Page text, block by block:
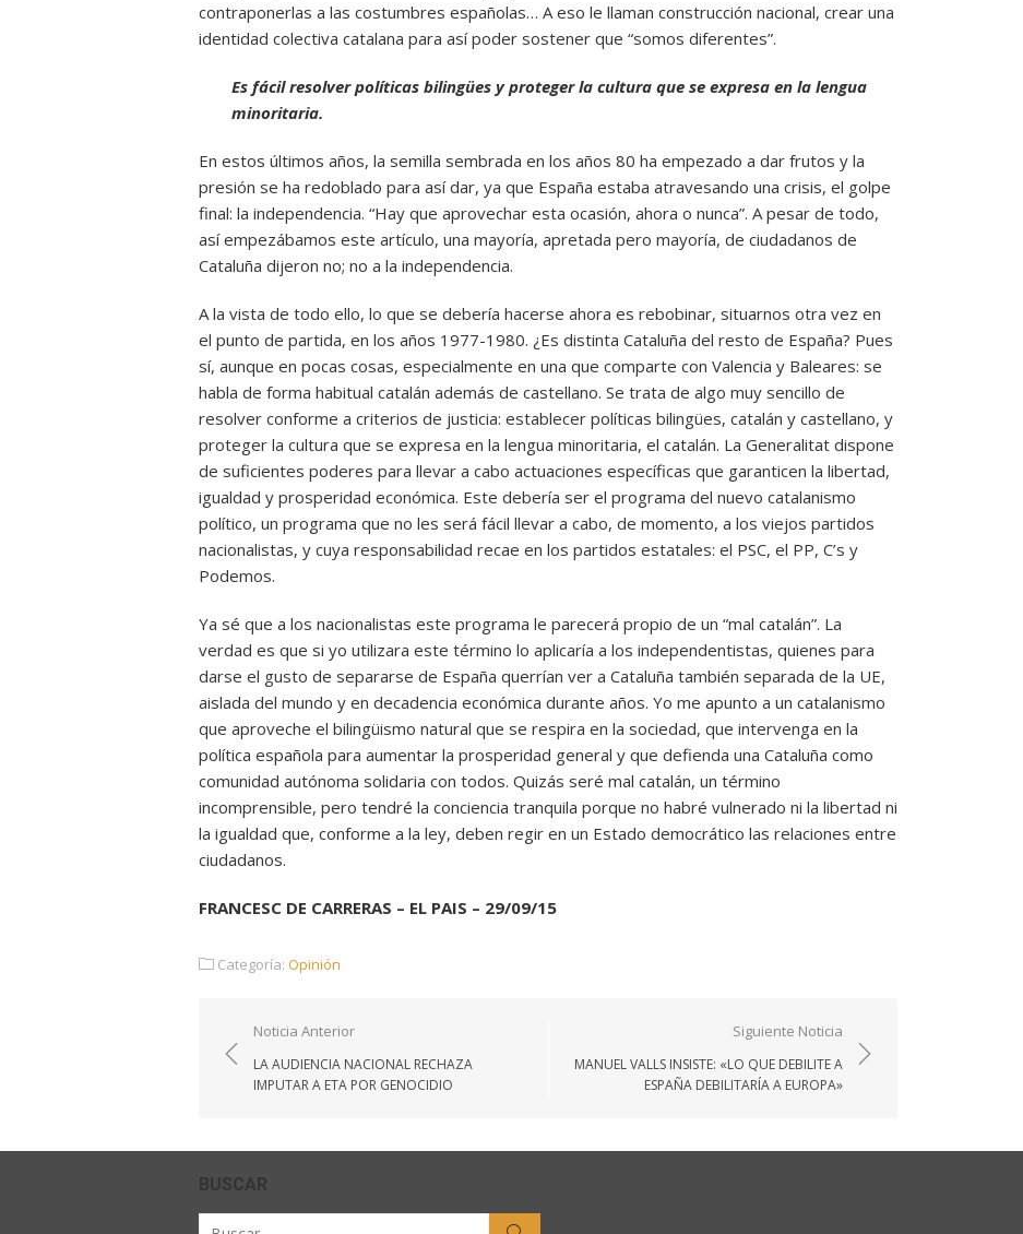
contraponerlas a las costumbres españolas… A eso le llaman construcción nacional, crear una
identidad colectiva catalana para así poder sostener que “somos diferentes”.
Es fácil resolver políticas bilingües y proteger la cultura que se expresa en la lengua
minoritaria.
En estos últimos años, la semilla sembrada en los años 80 ha empezado a dar frutos y la
presión se ha redoblado para así dar, ya que España estaba atravesando una crisis, el golpe
final: la independencia. “Hay que aprovechar esta ocasión, ahora o nunca”. A pesar de todo,
así empezábamos este artículo, una mayoría, apretada pero mayoría, de ciudadanos de
Cataluña dijeron no; no a la independencia.
A la vista de todo ello, lo que se debería hacerse ahora es rebobinar, situarnos otra vez en
el punto de partida, en los años 1977-1980. ¿Es distinta Cataluña del resto de España? Pues
sí, aunque en pocas cosas, especialmente en una que comparte con Valencia y Baleares: se
habla de forma habitual catalán además de castellano. Se trata de algo muy sencillo de
resolver conforme a criterios de justicia: establecer políticas bilingües, catalán y castellano, y
proteger la cultura que se expresa en la lengua minoritaria, el catalán. La Generalitat dispone
de suficientes poderes para llevar a cabo actuaciones específicas que garanticen la libertad,
igualdad y prosperidad económica. Este debería ser el programa del nuevo catalanismo
político, un programa que no les será fácil llevar a cabo, de momento, a los viejos partidos
nacionalistas, y cuya responsabilidad recae en los partidos estatales: el PSC, el PP, C’s y
Podemos.
Ya sé que a los nacionalistas este programa le parecerá propio de un “mal catalán”. La
verdad es que si yo utilizara este término lo aplicaría a los independentistas, quienes para
darse el gusto de separarse de España querrían ver a Cataluña también separada de la UE,
aislada del mundo y en decadencia económica durante años. Yo me apunto a un catalanismo
que aproveche el bilingüismo natural que se respira en la sociedad, que intervenga en la
política española para aumentar la prosperidad general y que defienda una Cataluña como
comunidad autónoma solidaria con todos. Quizás seré mal catalán, un término
incomprensible, pero tendré la conciencia tranquila porque no habré vulnerado ni la libertad ni
la igualdad que, conforme a la ley, deben regir en un Estado democrático las relaciones entre
ciudadanos.
FRANCESC DE CARRERAS – EL PAIS – 29/09/15
Categoría: Opinión
Navegación
de
entradas
Noticia Anterior
LA AUDIENCIA NACIONAL RECHAZA
IMPUTAR A ETA POR GENOCIDIO
Siguiente Noticia
MANUEL VALLS INSISTE: «LO QUE DEBILITE A
ESPAÑA DEBILITARÍA A EUROPA»
BUSCAR
Buscar